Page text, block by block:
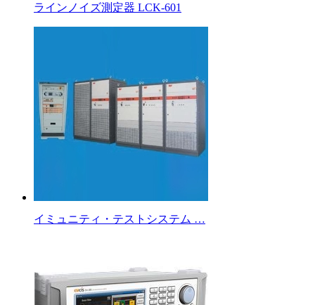
ラインノイズ測定器 LCK-601
イミュニティ・テストシステム …